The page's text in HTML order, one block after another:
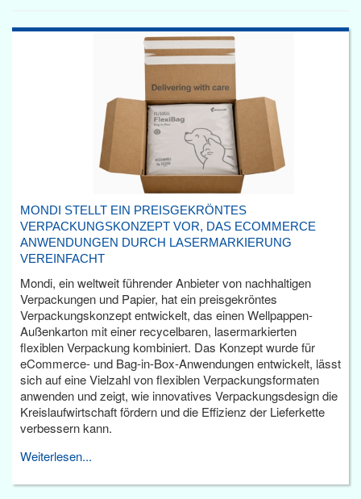
MONDI STELLT EIN PREISGEKRÖNTES
VERPACKUNGSKONZEPT VOR, DAS ECOMMERCE
ANWENDUNGEN DURCH LASERMARKIERUNG
VEREINFACHT
Mondi, ein weltweit führender Anbieter von nachhaltigen
Verpackungen und Papier, hat ein preisgekröntes
Verpackungskonzept entwickelt, das einen Wellpappen-
Außenkarton mit einer recycelbaren, lasermarkierten
flexiblen Verpackung kombiniert. Das Konzept wurde für
eCommerce- und Bag-in-Box-Anwendungen entwickelt, lässt
sich auf eine Vielzahl von flexiblen Verpackungsformaten
anwenden und zeigt, wie innovatives Verpackungsdesign die
Kreislaufwirtschaft fördern und die Effizienz der Lieferkette
verbessern kann.
Weiterlesen...